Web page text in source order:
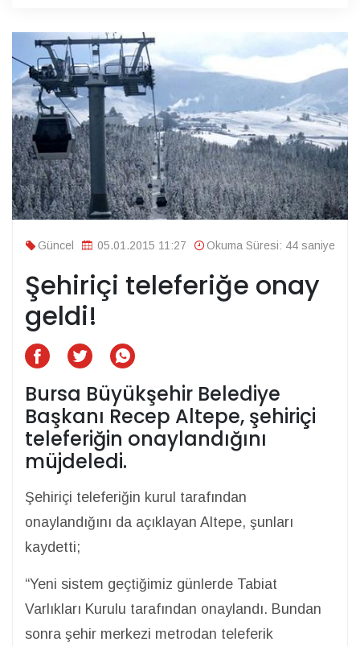
Güncel 05.01.2015 11:27 Okuma Süresi: 44 saniye
Şehiriçi teleferiğe onay
geldi!
Bursa Büyükşehir Belediye
Başkanı Recep Altepe, şehiriçi
teleferiğin onaylandığını
müjdeledi.
Şehiriçi teleferiğin kurul tarafından
onaylandığını da açıklayan Altepe, şunları
kaydetti;
“Yeni sistem geçtiğimiz günlerde Tabiat
Varlıkları Kurulu tarafından onaylandı. Bundan
sonra şehir merkezi metrodan teleferik